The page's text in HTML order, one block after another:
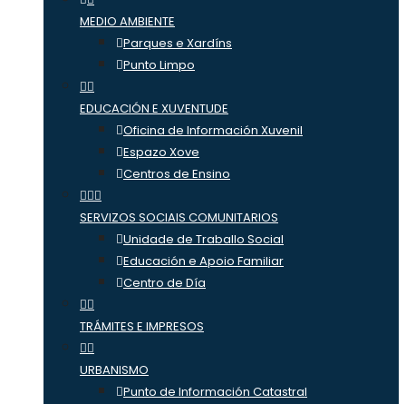
MEDIO AMBIENTE
Parques e Xardíns
Punto Limpo
EDUCACIÓN E XUVENTUDE
Oficina de Información Xuvenil
Espazo Xove
Centros de Ensino
SERVIZOS SOCIAIS COMUNITARIOS
Unidade de Traballo Social
Educación e Apoio Familiar
Centro de Día
TRÁMITES E IMPRESOS
URBANISMO
Punto de Información Catastral